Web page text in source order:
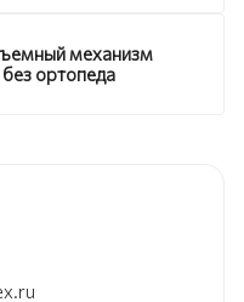
механизм
ортопеда